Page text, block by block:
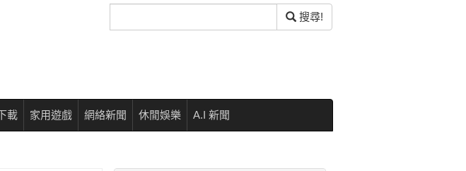
尋
搜尋!
載 家用遊戲 網絡新聞 休閒娛樂 A.I 新聞